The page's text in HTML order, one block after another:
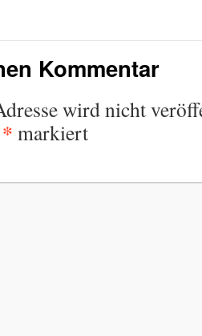
Kommentar
wird nicht
* markiert